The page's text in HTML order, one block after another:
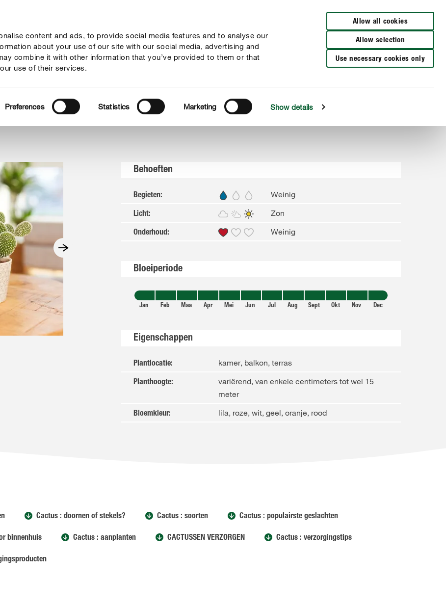
content and ads, to provide social media features and to analyse our
about your use of our site with our social media, advertising and
combine it with other information that you’ve provided to them or that
use of their services.
Preferences Statistics Marketing Show details
Allow all cookies
Allow selection
Use necessary cookies only
Verkooppunten
Thema's Tot je dienst Onderneming
Behoeften
Begieten: Weinig
Licht: Zon
Onderhoud: Weinig
Bloeiperiode
Jan Feb Maa Apr Mei Jun Jul Aug Sept Okt Nov Dec
Eigenschappen
Plantlocatie: kamer, balkon, terras
Planthoogte:
variërend, van enkele centimeters tot wel 15
meter
Bloemkleur: lila, roze, wit, geel, oranje, rood
Cactus : doornen of stekels? Cactus : soorten Cactus : populairste geslachten
binnenhuis Cactus : aanplanten CACTUSSEN VERZORGEN Cactus : verzorgingstips